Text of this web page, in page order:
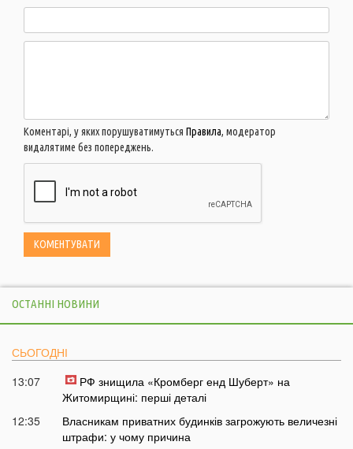
Коментарі, у яких порушуватимуться Правила, модератор
видалятиме без попереджень.
ОСТАННІ НОВИНИ
СЬОГОДНІ
13:07
РФ знищила «Кромберг енд Шуберт» на
Житомирщині: перші деталі
12:35
Власникам приватних будинків загрожують величезні
штрафи: у чому причина